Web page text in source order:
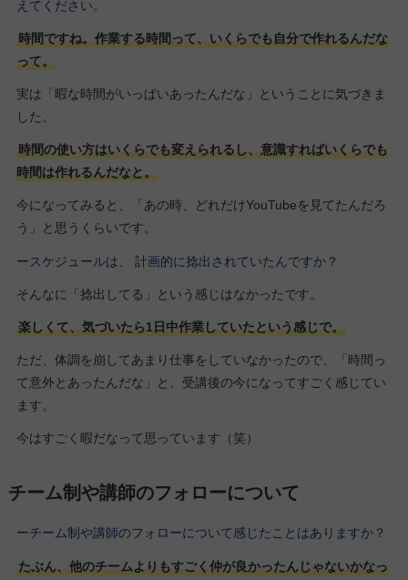
えてください。
時間ですね。作業する時間って、いくらでも自分で作れるんだな
って。
実は「暇な時間がいっぱいあったんだな」ということに気づきま
した。
時間の使い方はいくらでも変えられるし、意識すればいくらでも
時間は作れるんだなと。
今になってみると、「あの時、どれだけYouTubeを見てたんだろ
う」と思うくらいです。
ースケジュールは、 計画的に捻出されていたんですか？
そんなに「捻出してる」という感じはなかったです。
楽しくて、気づいたら1日中作業していたという感じで。
ただ、体調を崩してあまり仕事をしていなかったので、「時間っ
て意外とあったんだな」と、受講後の今になってすごく感じてい
ます。
今はすごく暇だなって思っています（笑）
チーム制や講師のフォローについて
ーチーム制や講師のフォローについて感じたことはありますか？
たぶん、他のチームよりもすごく仲が良かったんじゃないかなっ